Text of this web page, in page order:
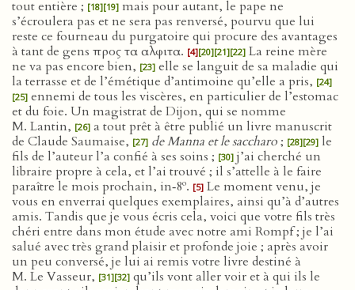
tout entière ; [18][19] mais pour autant, le pape ne
s’écroulera pas et ne sera pas renversé, pourvu que lui
reste ce fourneau du purgatoire qui procure des avantages
à tant de gens προς τα αλφιτα. [4][20][21][22] La reine mère
ne va pas encore bien, [23] elle se languit de sa maladie qui
la terrasse et de l’émétique d’antimoine qu’elle a pris, [24]
[25] ennemi de tous les viscères, en particulier de l’estomac
et du foie. Un magistrat de Dijon, qui se nomme
M. Lantin, [26] a tout prêt à être publié un livre manuscrit
de Claude Saumaise, [27] de Manna et le saccharo; [28][29] le
fils de l’auteur l’a confié à ses soins ; [30] j’ai cherché un
libraire propre à cela, et l’ai trouvé ; il s’attelle à le faire
paraître le mois prochain, in‑8o. [5] Le moment venu, je
vous en enverrai quelques exemplaires, ainsi qu’à d’autres
amis. Tandis que je vous écris cela, voici que votre fils très
chéri entre dans mon étude avec notre ami Rompf ; je l’ai
salué avec très grand plaisir et profonde joie ; après avoir
un peu conversé, je lui ai remis votre livre destiné à
M. Le Vasseur, [31][32] qu’ils vont aller voir et à qui ils le